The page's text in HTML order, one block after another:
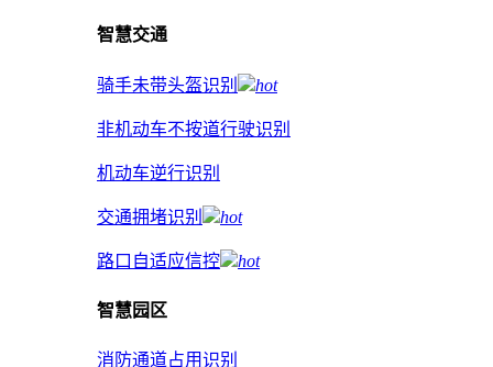
智慧交通
骑手未带头盔识别 hot
非机动车不按道行驶识别
机动车逆行识别
交通拥堵识别 hot
路口自适应信控 hot
智慧园区
消防通道占用识别